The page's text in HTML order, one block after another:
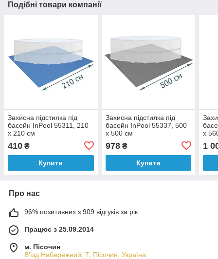
Подібні товари компанії
Захисна підстилка під
басейн InPool 55311, 210
х 210 см
410 ₴
Купити
Захисна підстилка під
басейн InPool 55337, 500
х 500 см
978₴
Купити
х
1
Про нас
96% позитивних з 909 відгуків за рік
Працює з 25.09.2014
м. Пісочин
В'їзд Набережний, 7, Пісочин, Україна